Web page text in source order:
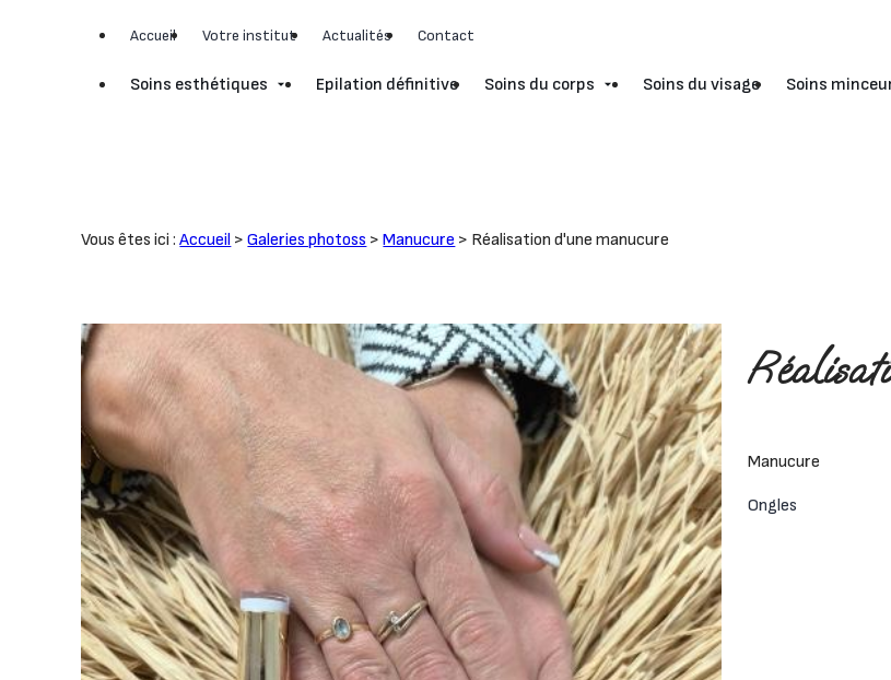
Accueil Votre institut Actualités Contact
Soins esthétiques Epilation définitive Soins du corps Soins du visage Soins
Vous êtes ici :Accueil >Galeries photoss >Manucure > Réalisation d'une manucure
Manucure
Ongles